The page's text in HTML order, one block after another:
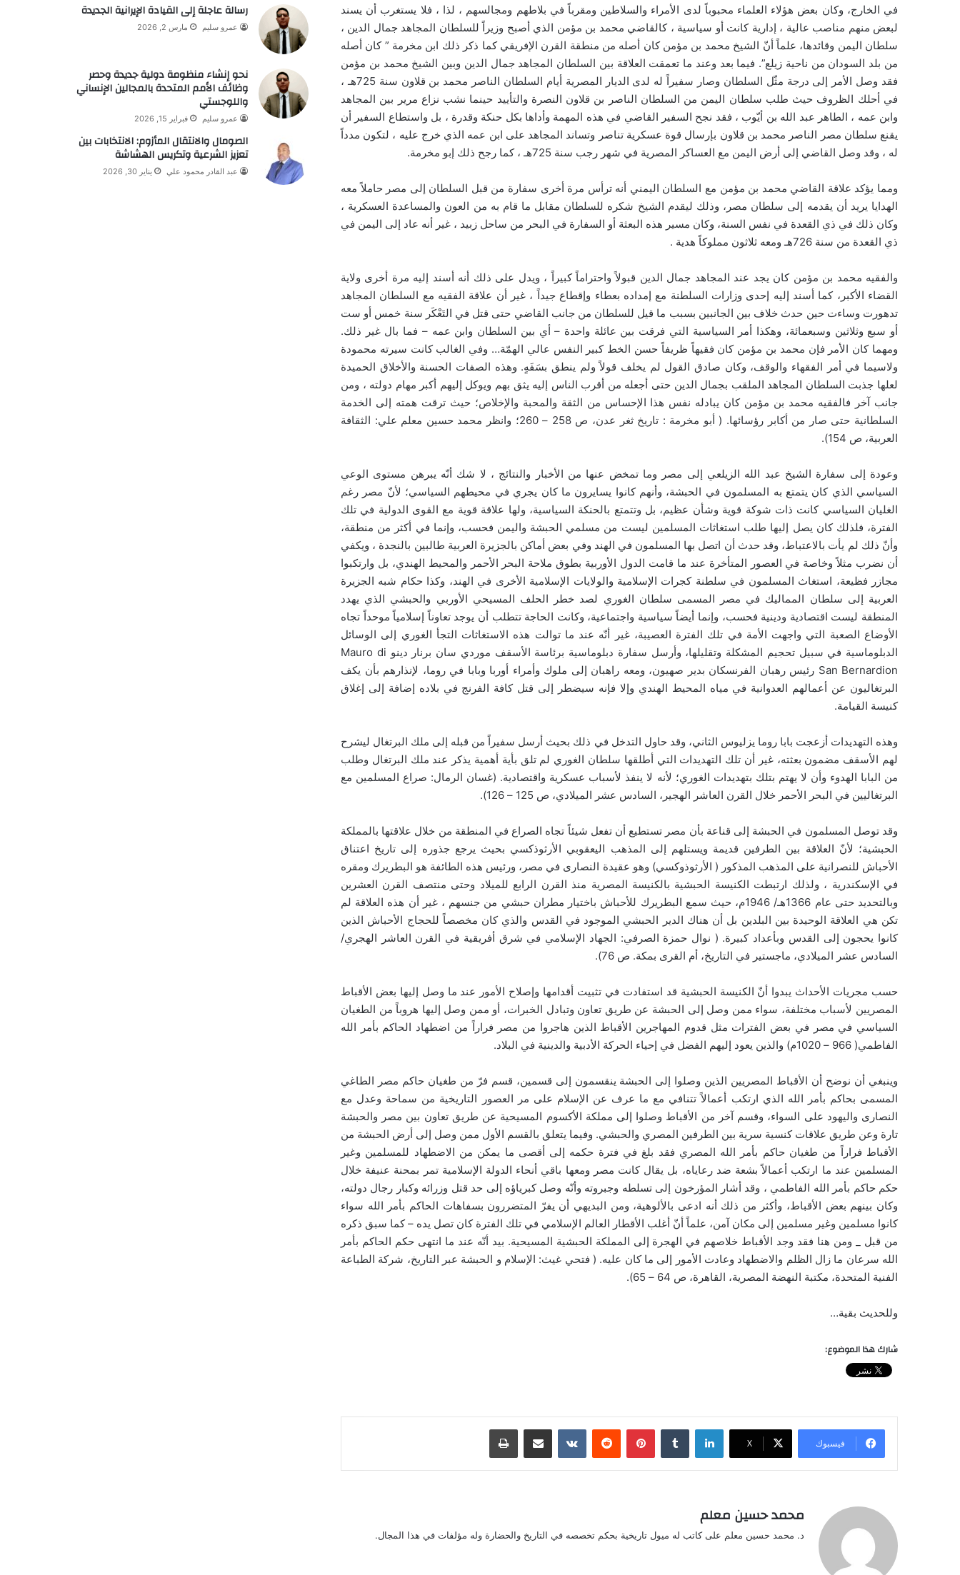
في الخارج، وكان بعض هؤلاء العلماء محبوباً لدى الأمراء والسلاطين ومقرباً في بلاطهم ومجالسهم ، لذا ، فلا يستغرب أن يسند
لبعض منهم مناصب عالية ، إدارية كانت أو سياسية ، كالقاضي محمد بن مؤمن الذي أصبح وزيراً للسلطان المجاهد جمال الدين ،
سلطان اليمن وقائدها، علماً أنّ الشيخ محمد بن مؤمن كان أصله من منطقة القرن الإفريقي كما ذكر ذلك ابن مخرمة ” كان أصله
من بلد السودان من ناحية زيلع”. فيما بعد وعند ما تعمقت العلاقة بين السلطان المجاهد جمال الدين وبين الشيخ محمد بن مؤمن
فقد وصل الأمر إلى درجة مثّل السلطان وصار سفيراً له لدى الديار المصرية أيام السلطان الناصر محمد بن قلاون سنة 725هـ ،
في أحلك الظروف حيث طلب سلطان اليمن من السلطان الناصر بن قلاون النصرة والتأييد حينما نشب نزاع مرير بين المجاهد
وابن عمه ، الطاهر عبد الله بن أيّوب ، فقد نجح السفير القاضي في هذه المهمة وأداها بكل حنكة وقدرة ، بل واستطاع السفير أن
يقنع سلطان مصر الناصر محمد بن قلاون بإرسال قوة عسكرية تناصر وتساند المجاهد على ابن عمه الذي خرج عليه ، لتكون مدداً
له ، وقد وصل القاضي إلى أرض اليمن مع العساكر المصرية في شهر رجب سنة 725هـ ، كما رجح ذلك إبو مخرمة.
ومما يؤكد علاقة القاضي محمد بن مؤمن مع السلطان اليمني أنه ترأس مرة أخرى سفارة من قبل السلطان إلى مصر حاملاً معه
الهدايا يريد أن يقدمه إلى سلطان مصر، وذلك ليقدم الشيخ شكره للسلطان مقابل ما قام به من العون والمساعدة العسكرية ،
وكان ذلك في ذي القعدة في نفس السنة، وكان مسير هذه البعثة أو السفارة في البحر من ساحل زبيد ، غير أنه عاد إلى اليمن في
ذي القعدة من سنة 726هـ ومعه ثلاثون مملوكاً هدية .
والفقيه محمد بن مؤمن كان يجد عند المجاهد جمال الدين قبولاً واحتراماً كبيراً ، ويدل على ذلك أنه أسند إليه مرة أخرى ولاية
القضاء الأكبر، كما أسند إليه إحدى وزارات السلطنة مع إمداده بعطاء وإقطاع جيداً ، غير أن علاقة الفقيه مع السلطان المجاهد
تدهورت وساءت حين حدث خلاف بين الجانبين بسبب ما قيل للسلطان من جانب القاضي حتى قتل في التَعْكَر سنة خمس أو ست
أو سبع وثلاثين وسبعمائة، وهكذا أمر السياسية التي فرقت بين عائلة واحدة – أي بين السلطان وابن عمه – فما بال غير ذلك.
ومهما كان الأمر فإن محمد بن مؤمن كان فقيهاً ظريفاً حسن الخط كبير النفس عالي الهمّة… وفي الغالب كانت سيرته محمودة
ولاسيما في أمر الفقهاء والوقف، وكان صادق القول لم يخلف قولاً ولم ينطق بسَفَهٍ. وهذه الصفات الحسنة والأخلاق الحميدة
لعلها جذبت السلطان المجاهد الملقب بجمال الدين حتى أجعله من أقرب الناس إليه يثق بهم ويوكل إليهم أكبر مهام دولته ، ومن
جانب آخر فالفقيه محمد بن مؤمن كان يبادله نفس هذا الإحساس من الثقة والمحبة والإخلاص؛ حيث ترقت همته إلى الخدمة
السلطانية حتى صار من أكابر رؤسائها. ( أبو مخرمة : تاريخ ثغر عدن، ص 258 – 260؛ وانظر محمد حسين معلم علي: الثقافة
العربية، ص 154).
وعودة إلى سفارة الشيخ عبد الله الزيلعي إلى مصر وما تمخض عنها من الأخبار والنتائج ، لا شك أنّه يبرهن مستوى الوعي
السياسي الذي كان يتمتع به المسلمون في الحبشة، وأنهم كانوا يسايرون ما كان يجري في محيطهم السياسي؛ لأنّ مصر رغم
الغليان السياسي كانت ذات شوكة قوية وشأن عظيم، بل وتتمتع بالحنكة السياسية، ولها علاقة قوية مع القوى الدولية في تلك
الفترة، فلذلك كان يصل إليها طلب استغاثات المسلمين ليست من مسلمي الحبشة واليمن فحسب، وإنما في أكثر من منطقة،
وأنّ ذلك لم يأت بالاعتباط، وقد حدث أن اتصل بها المسلمون في الهند وفي بعض أماكن بالجزيرة العربية طالبين بالنجدة ، ويكفي
أن نضرب مثلاً وخاصة في العصور المتأخرة عند ما قامت الدول الأوربية بطوق ملاحة البحر الأحمر والمحيط الهندي، بل وارتكبوا
مجازر فظيعة، استغاث المسلمون في سلطنة كجرات الإسلامية والولايات الإسلامية الأخرى في الهند، وكذا حكام شبه الجزيرة
العربية إلى سلطان المماليك في مصر المسمى سلطان الغوري لصد خطر الحلف المسيحي الأوربي والحبشي الذي يهدد
المنطقة ليست اقتصادية ودينية فحسب، وإنما أيضاً سياسية واجتماعية، وكانت الحاجة تتطلب أن يوجد تعاوناً إسلامياً موحداً تجاه
الأوضاع الصعبة التي واجهت الأمة في تلك الفترة العصيبة، غير أنّه عند ما توالت هذه الاستغاثات التجأ الغوري إلى الوسائل
الدبلوماسية في سبيل تحجيم المشكلة وتقليلها، وأرسل سفارة دبلوماسية برئاسة الأسقف موردي سان برنار دينو Mauro di
San Bernardion رئيس رهبان الفرنسكان بدير صهيون، ومعه راهبان إلى ملوك وأمراء أوربا وبابا في روما، لإنذارهم بأن يكف
البرتغاليون عن أعمالهم العدوانية في مياه المحيط الهندي وإلا فإنه سيضطر إلى قتل كافة الفرنج في بلاده إضافة إلى إغلاق
كنيسة القيامة.
وهذه التهديدات أزعجت بابا روما يزليوس الثاني، وقد حاول التدخل في ذلك بحيث أرسل سفيراً من قبله إلى ملك البرتغال ليشرح
لهم الأسقف مضمون بعثته، غير أن تلك التهديدات التي أطلقها سلطان الغوري لم تلق بأية أهمية يذكر عند ملك البرتغال وطلب
من البابا الهدوء وأن لا يهتم بتلك بتهديدات الغوري؛ لأنه لا ينفذ لأسباب عسكرية واقتصادية. (غسان الرمال: صراع المسلمين مع
البرتغاليين في البحر الأحمر خلال القرن العاشر الهجير، السادس عشر الميلادي، ص 125 – 126).
وقد توصل المسلمون في الحبشة إلى قناعة بأن مصر تستطيع أن تفعل شيئاً تجاه الصراع في المنطقة من خلال علاقتها بالمملكة
الحبشية؛ لأنّ العلاقة بين الطرفين قديمة ويستلهم إلى المذهب اليعقوبي الأرثوذكسي بحيث يرجع جذوره إلى تاريخ اعتناق
الأحباش للنصرانية على المذهب المذكور ( الأرثوذوكسي) وهو عقيدة النصارى في مصر، ورئيس هذه الطائفة هو البطريرك ومقره
في الإسكندرية ، ولذلك ارتبطت الكنيسة الحبشية بالكنيسة المصرية منذ القرن الرابع للميلاد وحتى منتصف القرن العشرين
وبالتحديد حتى عام 1366هـ/ 1946م، حيث سمع البطريرك للأحباش باختيار مطران حبشي من جنسهم ، غير أن هذه العلاقة لم
تكن هي العلاقة الوحيدة بين البلدين بل أن هناك الدير الحبشي الموجود في القدس والذي كان مخصصاً للحجاج الأحباش الذين
كانوا يحجون إلى القدس وبأعداد كبيرة. ( نوال حمزة الصرفي: الجهاد الإسلامي في شرق أفريقية في القرن العاشر الهجري/
السادس عشر الميلادي، ماجستير في التاريخ، أم القرى بمكة. ص 76).
حسب مجريات الأحداث يبدوا أنّ الكنيسة الحبشية قد استفادت في تثبيت أقدامها وإصلاح الأمور عند ما وصل إليها بعض الأقباط
المصريين لأسباب مختلفة، سواء ممن وصل إلى الحبشة عن طريق تعاون وتبادل الخبرات، أو ممن وصل إليها هروباً من الطغيان
السياسي في مصر في بعض الفترات مثل قدوم المهاجرين الأقباط الذين هاجروا من مصر فراراً من اضطهاد الحاكم بأمر الله
الفاطمي( 966 – 1020م) والذين يعود إليهم الفضل في إحياء الحركة الأدبية والدينية في البلاد.
وينبغي أن نوضح أن الأقباط المصريين الذين وصلوا إلى الحبشة ينقسمون إلى قسمين، قسم فرّ من طغيان حاكم مصر الطاغي
المسمى بحاكم بأمر الله الذي ارتكب أعمالاً تتنافي مع ما عرف عن الإسلام على مر العصور التاريخية من سماحة وعدل مع
النصارى واليهود على السواء، وقسم آخر من الأقباط وصلوا إلى مملكة الأكسوم المسيحية عن طريق تعاون بين مصر والحبشة
تارة وعن طريق علاقات كنسية سرية بين الطرفين المصري والحبشي. وفيما يتعلق بالقسم الأول ممن وصل إلى أرض الحبشة من
الأقباط فراراً من طغيان حاكم بأمر الله المصري فقد بلغ في فترة حكمه إلى أقصى ما يمكن من الاضطهاد للمسلمين وغير
المسلمين عند ما ارتكب أعمالاً بشعة ضد رعاياه، بل يقال كانت مصر ومعها باقي أنحاء الدولة الإسلامية تمر بمحنة عنيفة خلال
حكم حاكم بأمر الله الفاطمي ، وقد أشار المؤرخون إلى تسلطه وجبروته وأنّه وصل كبرياؤه إلى حد قتل وزرائه وكبار رجال دولته،
وكان بينهم بعض الأقباط، وأكثر من ذلك أنه ادعى بالألوهية، ومن البديهي أن يفرّ المتضررون بسفاهات الحاكم بأمر الله سواء
كانوا مسلمين وغير مسلمين إلى مكان آمن، علماً أنّ أغلب الأقطار العالم الإسلامي في تلك الفترة كان تصل يده – كما سبق ذكره
من قبل _ ومن هنا فقد وجد الأقباط خلاصهم في الهجرة إلى المملكة الحبشية المسيحية. بيد أنّه عند ما انتهى حكم الحاكم بأمر
الله سرعان ما زال الظلم والاضطهاد وعادت الأمور إلى ما كان عليه. ( فتحي غيث: الإسلام و الحبشة عبر التاريخ، شركة الطباعة
الفنية المتحدة، مكتبة النهضة المصرية، القاهرة، ص 64 – 65).
وللحديث بقية…
شارك هذا الموضوع:
فيسبوك ‫X
لينكدإن بينتيريست
محمد حسين معلم
د. محمد حسين معلم على كاتب له ميول تاريخية بحكم تخصصه في التاريخ والحضارة وله مؤلفات في هذا المجال.
رسالة عاجلة إلى القيادة الإيرانية الجديدة
عمرو سليم مارس 2, 2026
نحو إنشاء منظومة دولية جديدة وحصر
وظائف الأمم المتحدة بالمجالين الإنساني
واللوجستي
عمرو سليم فبراير 15, 2026
الصومال والانتقال المأزوم: الانتخابات بين
تعزيز الشرعية وتكريس الهشاشة
عبد القادر محمود علي يناير 30, 2026